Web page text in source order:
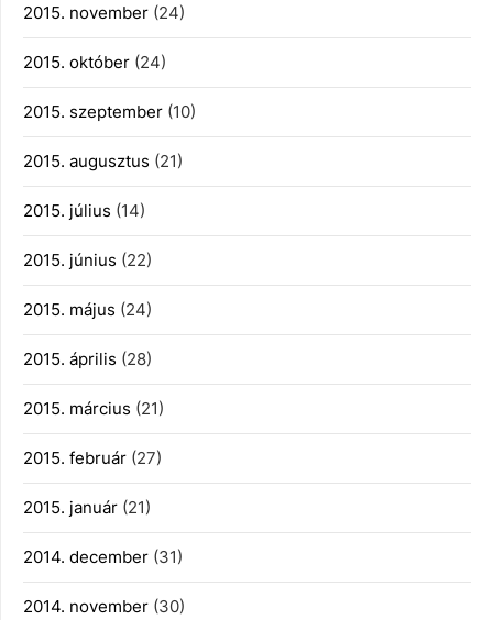
2015. november (24)
2015. október (24)
2015. szeptember (10)
2015. augusztus (21)
2015. július (14)
2015. június (22)
2015. május (24)
2015. április (28)
2015. március (21)
2015. február (27)
2015. január (21)
2014. december (31)
2014. november (30)